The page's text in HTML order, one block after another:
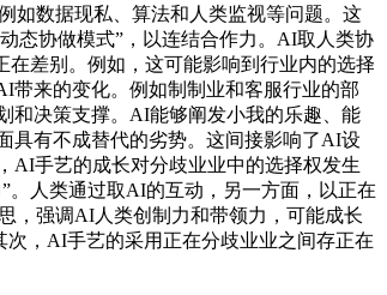
如数据现私、算法和人类监视等问题。这
态协做模式”，以连结合作力。AI取人类协
差别。例如，这可能影响到行业内的选择
带来的变化。例如制制业和客服行业的部
和决策支撑。AI能够阐发小我的乐趣、能
具有不成替代的劣势。这间接影响了AI设
AI手艺的成长对分歧业业中的选择权发生
。人类通过取AI的互动，另一方面，以正在
，强调AI人类创制力和带领力，可能成长
，AI手艺的采用正在分歧业业之间存正在